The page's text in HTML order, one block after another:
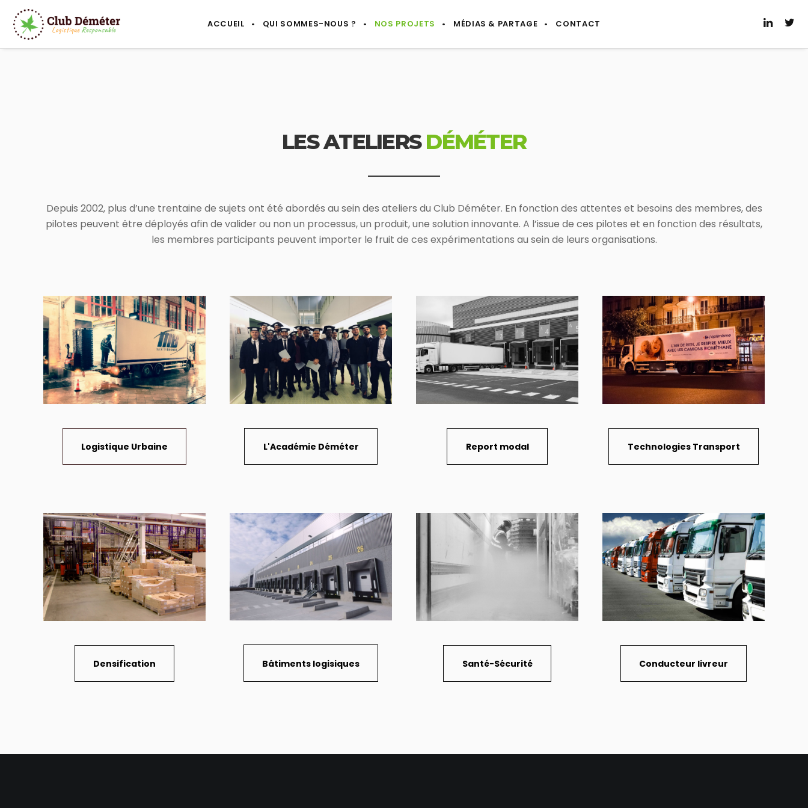
ACCUEIL QUI SOMMES-NOUS ? NOS PROJETS MÉDIAS & PARTAGE CONTACT
LES ATELIERSDÉMÉTER
Depuis 2002, plus d’une trentaine de sujets ont été abordés au sein des ateliers du Club Déméter. En fonction des attentes et besoins des membres, des
pilotes peuvent être déployés afin de valider ou non un processus, un produit, une solution innovante. A l’issue de ces pilotes et en fonction des résultats,
les membres participants peuvent importer le fruit de ces expérimentations au sein de leurs organisations.
Logistique Urbaine L'Académie Déméter Report modal Technologies Transport
Densification Bâtiments logisiques Santé-Sécurité Conducteur livreur